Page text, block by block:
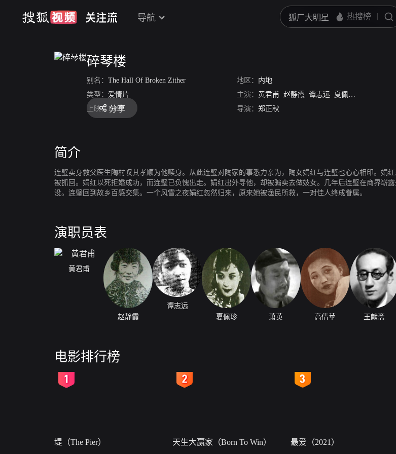
导航
碎琴楼
别名： The Hall Of Broken Zither 地区： 内地
类型： 爱情片 主演： 黄君甫 赵静霞 谭志远 夏佩珍
上映： 1930 导演： 郑正秋
分享
简介
连璧卖身救父医生陶村叹其孝顺为他赎身。从此连璧对陶家的事悉力亲为，陶女娟红与连璧也心心相印。娟
被抓回。娟红以死拒婚成功，而连璧已负愧出走。娟红出外寻他，却被骗卖去做妓女。几年后连璧在商界崭
没。连璧回到故乡百感交集。一个风雪之夜娟红忽然归来，原来她被渔民所救，一对佳人终成眷属。
演职员表
黄君甫
赵静霞
谭志远
夏佩珍
萧英 高倩苹 王献斋
电影排行榜
堤（The Pier） 天生大赢家（Born To Win） 最爱（2021）